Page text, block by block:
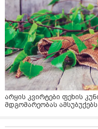
არყის კვირტები ფეხის
მდგომარეობას ამსუბუქებს